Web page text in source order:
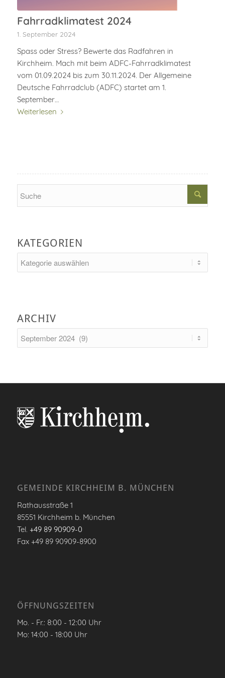
Fahrradklimatest 2024
1. September 2024
Spass oder Stress? Bewerte das Radfahren in
Kirchheim. Mach mit beim ADFC-Fahrradklimatest
vom 01.09.2024 bis zum 30.11.2024. Der Allgemeine
Deutsche Fahrradclub (ADFC) startet am 1.
September…
Weiterlesen
KATEGORIEN
ARCHIV
GEMEINDE KIRCHHEIM B. MÜNCHEN
Rathausstraße 1
85551 Kirchheim b. München
Tel. +49 89 90909-0
Fax +49 89 90909-8900
ÖFFNUNGSZEITEN
Mo. - Fr.: 8:00 - 12:00 Uhr
Mo: 14:00 - 18:00 Uhr